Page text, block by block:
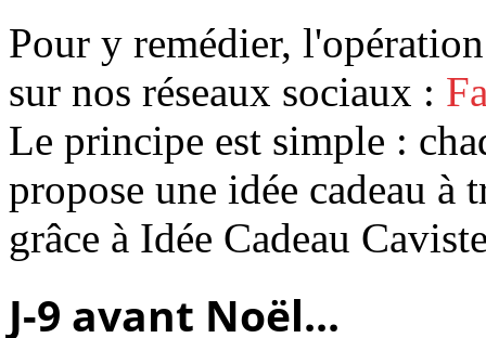
Pour y remédier,
sur nos réseaux sociaux :
Le principe est simple :
propose une idée cadeau
grâce à Idée Cadeau
J-9 avant Noël...